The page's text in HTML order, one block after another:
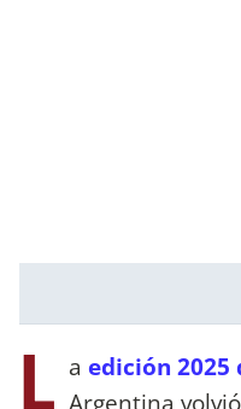
L a edición 2025
Argentina